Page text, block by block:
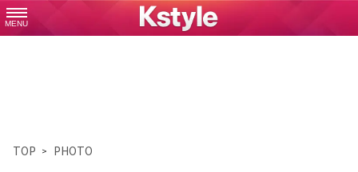
MENU
TOP PHOTO